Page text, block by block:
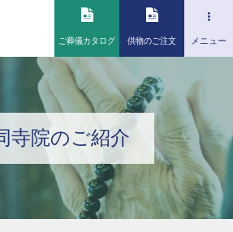
ご葬儀カタログ 供物のご注文 メニュー
寺院のご紹介